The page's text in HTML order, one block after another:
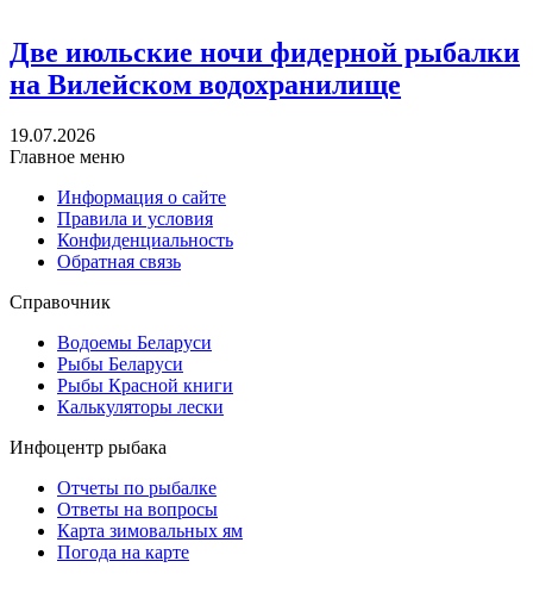
Две июльские ночи фидерной рыбалки
на Вилейском водохранилище
19.07.2026
Главное меню
Информация о сайте
Правила и условия
Конфиденциальность
Обратная связь
Справочник
Водоемы Беларуси
Рыбы Беларуси
Рыбы Красной книги
Калькуляторы лески
Инфоцентр рыбака
Отчеты по рыбалке
Ответы на вопросы
Карта зимовальных ям
Погода на карте